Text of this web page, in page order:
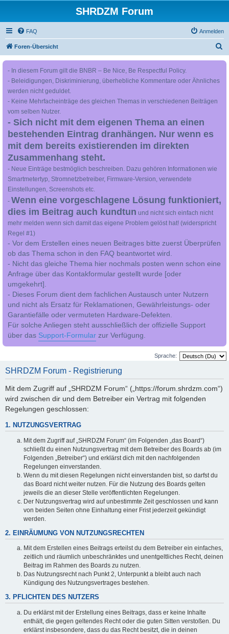
SHRDZM Forum
FAQ Anmelden
Foren-Übersicht
- In diesem Forum gilt die BNBR – Be Nice, Be Respectful Policy.
- Beleidigungen, Diskriminierung, überhebliche Kommentare oder Ähnliches
werden nicht geduldet.
- Keine Mehrfacheinträge des gleichen Themas in verschiedenen Beiträgen
vom selben Nutzer.
- Sich nicht mit dem eigenen Thema an einen
bestehenden Eintrag dranhängen. Nur wenn es
mit dem bereits existierenden im direkten
Zusammenhang steht.
- Neue Einträge bestmöglich beschreiben. Dazu gehören Informationen wie
Smartmetertyp, Stromnetzbetreiber, Firmware-Version, verwendete
Einstellungen, Screenshots etc.
- Wenn eine vorgeschlagene Lösung funktioniert,
dies im Beitrag auch kundtun und nicht sich einfach nicht
mehr melden wenn sich damit das eigene Problem gelöst hat! (widerspricht
Regel #1)
- Vor dem Erstellen eines neuen Beitrages bitte zuerst Überprüfen
ob das Thema schon in den FAQ beantwortet wird.
- Nicht das gleiche Thema hier nochmals posten wenn schon eine
Anfrage über das Kontakformular gestellt wurde [oder
umgekehrt].
- Dieses Forum dient dem fachlichen Austausch unter Nutzern
und nicht als Ersatz für Reklamationen, Gewährleistungs- oder
Garantiefälle oder vermuteten Hardware-Defekten.
Für solche Anliegen steht ausschließlich der offizielle Support
über das Support-Formular zur Verfügung.
Sprache:
SHRDZM Forum - Registrierung
Mit dem Zugriff auf „SHRDZM Forum“ („https://forum.shrdzm.com“)
wird zwischen dir und dem Betreiber ein Vertrag mit folgenden
Regelungen geschlossen:
1. NUTZUNGSVERTRAG
Mit dem Zugriff auf „SHRDZM Forum“ (im Folgenden „das Board“)
schließt du einen Nutzungsvertrag mit dem Betreiber des Boards ab (im
Folgenden „Betreiber“) und erklärst dich mit den nachfolgenden
Regelungen einverstanden.
Wenn du mit diesen Regelungen nicht einverstanden bist, so darfst du
das Board nicht weiter nutzen. Für die Nutzung des Boards gelten
jeweils die an dieser Stelle veröffentlichten Regelungen.
Der Nutzungsvertrag wird auf unbestimmte Zeit geschlossen und kann
von beiden Seiten ohne Einhaltung einer Frist jederzeit gekündigt
werden.
2. EINRÄUMUNG VON NUTZUNGSRECHTEN
Mit dem Erstellen eines Beitrags erteilst du dem Betreiber ein einfaches,
zeitlich und räumlich unbeschränktes und unentgeltliches Recht, deinen
Beitrag im Rahmen des Boards zu nutzen.
Das Nutzungsrecht nach Punkt 2, Unterpunkt a bleibt auch nach
Kündigung des Nutzungsvertrages bestehen.
3. PFLICHTEN DES NUTZERS
Du erklärst mit der Erstellung eines Beitrags, dass er keine Inhalte
enthält, die gegen geltendes Recht oder die guten Sitten verstoßen. Du
erklärst insbesondere, dass du das Recht besitzt, die in deinen